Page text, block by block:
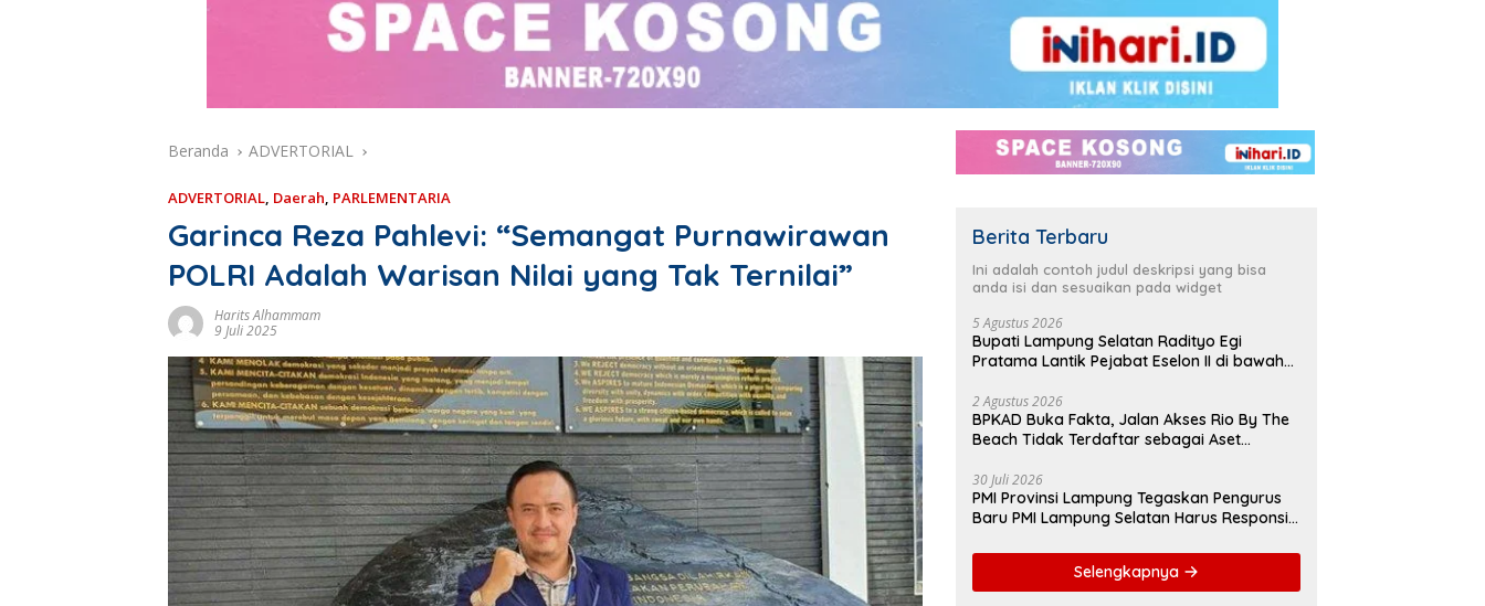
Beranda ADVERTORIAL
ADVERTORIAL, Daerah, PARLEMENTARIA
Garinca Reza Pahlevi: “Semangat Purnawirawan
POLRI Adalah Warisan Nilai yang Tak Ternilai”
Harits Alhammam
9 Juli 2025
Berita Terbaru
Ini adalah contoh judul deskripsi yang bisa
anda isi dan sesuaikan pada widget
5 Agustus 2026
Bupati Lampung Selatan Radityo Egi
Pratama Lantik Pejabat Eselon II di bawah
2 Agustus 2026
BPKAD Buka Fakta, Jalan Akses Rio By The
Beach Tidak Terdaftar sebagai Aset
30 Juli 2026
PMI Provinsi Lampung Tegaskan Pengurus
Baru PMI Lampung Selatan Harus Responsif
Selengkapnya